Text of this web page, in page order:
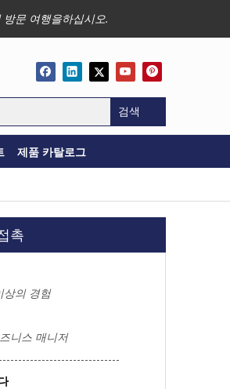
문 여행을하십시오.
검색
제품 카탈로그
촉
상의 경험
니스 매니저